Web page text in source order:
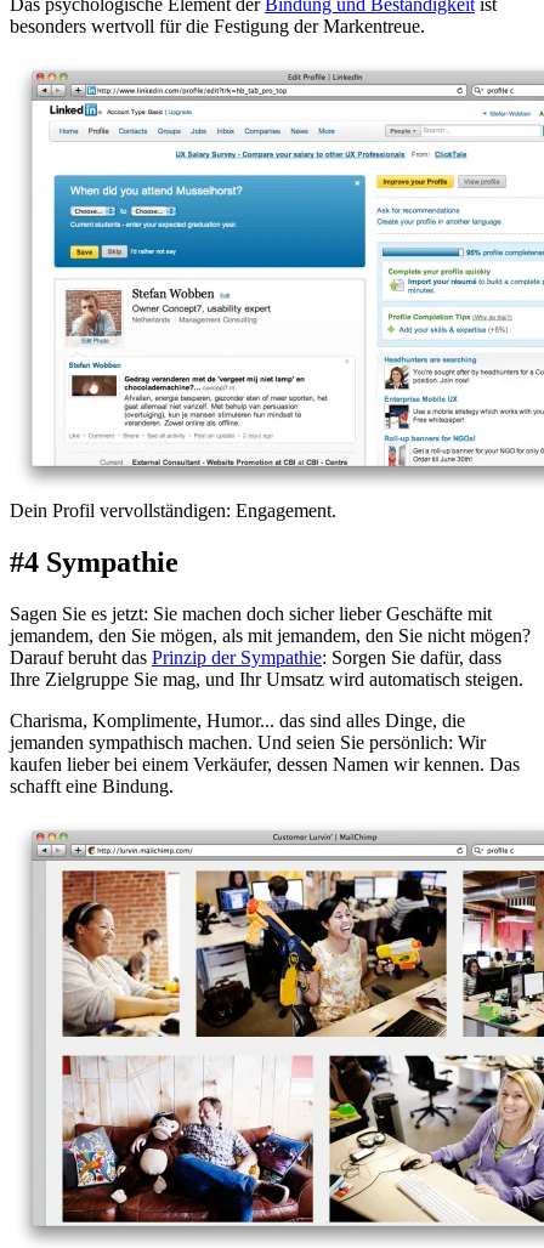
Das psychologische Element der Bindung und Beständigkeit ist
besonders wertvoll für die Festigung der Markentreue.
Dein Profil vervollständigen: Engagement.
#4 Sympathie
Sagen Sie es jetzt: Sie machen doch sicher lieber Geschäfte mit
jemandem, den Sie mögen, als mit jemandem, den Sie nicht mögen?
Darauf beruht das Prinzip der Sympathie: Sorgen Sie dafür, dass
Ihre Zielgruppe Sie mag, und Ihr Umsatz wird automatisch steigen.
Charisma, Komplimente, Humor... das sind alles Dinge, die
jemanden sympathisch machen. Und seien Sie persönlich: Wir
kaufen lieber bei einem Verkäufer, dessen Namen wir kennen. Das
schafft eine Bindung.